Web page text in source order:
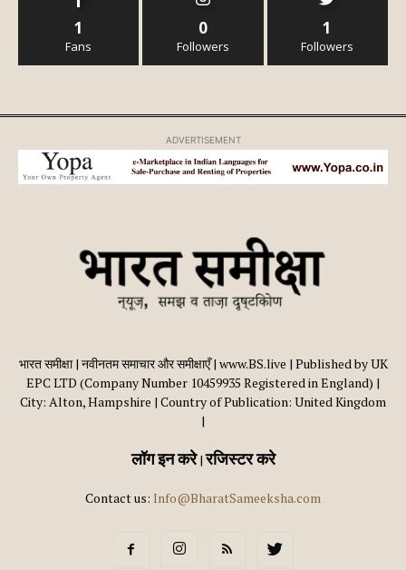
1
Fans
0
Followers
1
Followers
ADVERTISEMENT
भारत समीक्षा | नवीनतम समाचार और समीक्षाएँ | www.BS.live | Published by UK
EPC LTD (Company Number 10459935 Registered in England) |
City: Alton, Hampshire | Country of Publication: United Kingdom
|
लॉग इन करे|रजिस्टर करे
Contact us: Info@BharatSameeksha.com